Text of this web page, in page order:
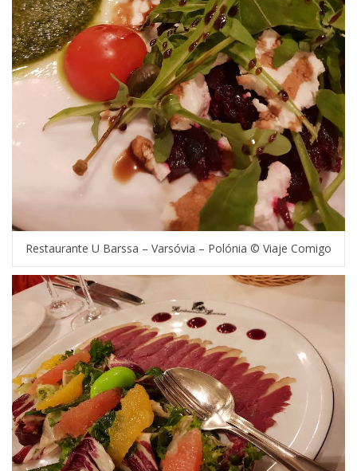
Restaurante U Barssa – Varsóvia – Polónia © Viaje Comigo